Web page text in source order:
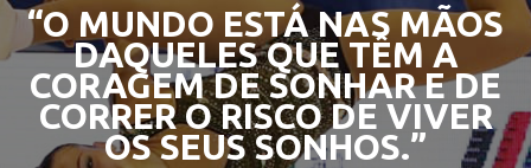
“O MUNDO ESTÁ NAS MÃOS
DAQUELES QUE TÊM A
CORAGEM DE SONHAR E DE
CORRER O RISCO DE VIVER
OS SEUS SONHOS.”